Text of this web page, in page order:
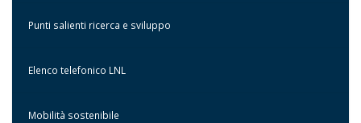
Punti salienti ricerca e sviluppo
Elenco telefonico LNL
Mobilità sostenibile